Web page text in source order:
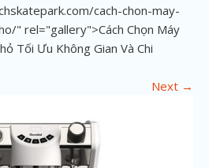
cach-chon-may-
" rel="gallery">Cách Chọn Máy
Tối Ưu Không Gian Và Chi
Next →